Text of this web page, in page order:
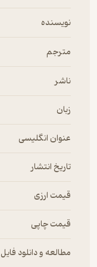
نویسنده
مترجم
ناشر
زبان
عنوان انگلیسی
تاریخ انتشار
قیمت ارزی
قیمت چاپی
مطالعه و دانلود فایل